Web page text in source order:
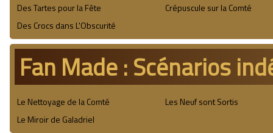
Des Tartes pour la Fête
Crépuscule sur la Comté
Des Crocs dans L'Obscurité
Fan Made : Scénarios
Le Nettoyage de la Comté
Les Neuf sont Sortis
Le Miroir de Galadriel